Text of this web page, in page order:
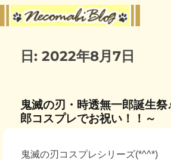
日:2022年8月7日
鬼滅の刃・時透無一郎誕生
郎コスプレでお祝い！！～
鬼滅の刃コスプレシリーズ(*^^*)